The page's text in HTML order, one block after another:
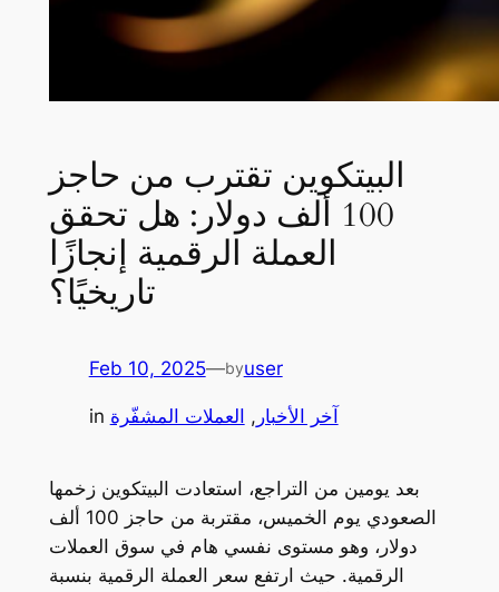
البيتكوين تقترب من حاجز
100 ألف دولار: هل تحقق
العملة الرقمية إنجازًا
تاريخيًا؟
Feb 10, 2025—byuser
in آخر الأخبار , العملات المشفّرة
بعد يومين من التراجع، استعادت البيتكوين زخمها
الصعودي يوم الخميس، مقتربة من حاجز 100 ألف
دولار، وهو مستوى نفسي هام في سوق العملات
الرقمية. حيث ارتفع سعر العملة الرقمية بنسبة